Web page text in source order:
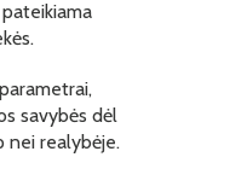
savybės dėl
nei realybėje.